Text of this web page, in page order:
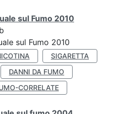
sul Fumo 2010
sul Fumo 2010
SIGARETTA
DANNI DA FUMO
CORRELATE